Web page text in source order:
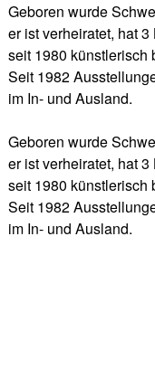
Geboren wurde
er ist verheiratet, hat
seit 1980 künstlerisch
Seit 1982
im In- und Ausland.
Geboren wurde
er ist verheiratet, hat
seit 1980 künstlerisch
Seit 1982
im In- und Ausland.